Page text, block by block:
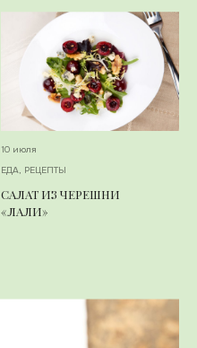
10 июля
ЕДА, РЕЦЕПТЫ
САЛАТ ИЗ ЧЕРЕШНИ
«ЛАЛИ»